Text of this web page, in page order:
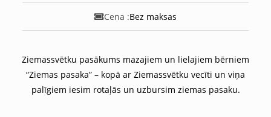
Cena :Bez maksas
Ziemassvētku pasākums mazajiem un lielajiem bērniem
“Ziemas pasaka” – kopā ar Ziemassvētku vecīti un viņa
palīgiem iesim rotaļās un uzbursim ziemas pasaku.